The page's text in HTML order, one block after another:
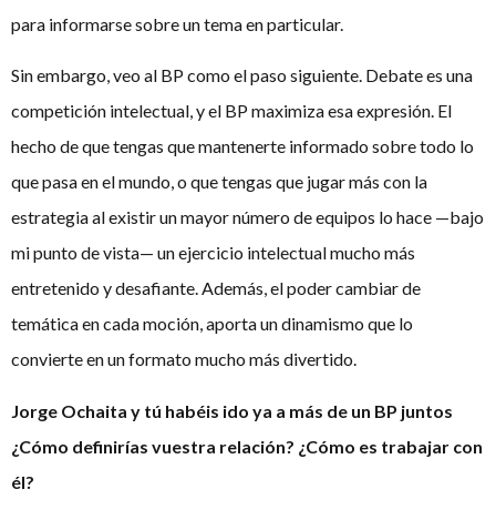
para informarse sobre un tema en particular.
Sin embargo, veo al BP como el paso siguiente. Debate es una
competición intelectual, y el BP maximiza esa expresión. El
hecho de que tengas que mantenerte informado sobre todo lo
que pasa en el mundo, o que tengas que jugar más con la
estrategia al existir un mayor número de equipos lo hace —bajo
mi punto de vista— un ejercicio intelectual mucho más
entretenido y desafiante. Además, el poder cambiar de
temática en cada moción, aporta un dinamismo que lo
convierte en un formato mucho más divertido.
Jorge Ochaita y tú habéis ido ya a más de un BP juntos
¿Cómo definirías vuestra relación? ¿Cómo es trabajar con
él?